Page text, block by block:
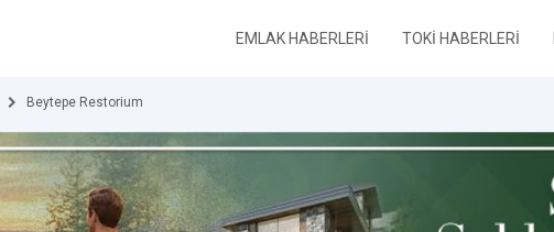
EMLAK HABERLERİ TOKİ HABERLERİ
Beytepe Restorium